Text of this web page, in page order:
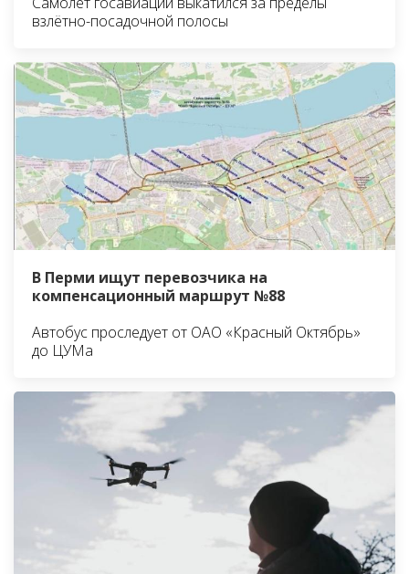
взлётно-посадочной полосы
В Перми ищут перевозчика на
компенсационный маршрут №88
Автобус проследует от ОАО «Красный Октябрь»
до ЦУМа